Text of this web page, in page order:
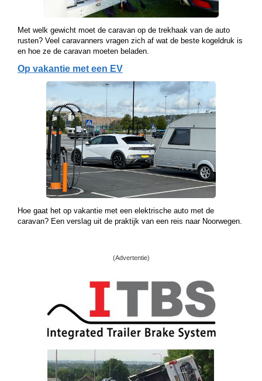
Met welk gewicht moet de caravan op de trekhaak van de auto
rusten? Veel caravanners vragen zich af wat de beste kogeldruk is
en hoe ze de caravan moeten beladen.
Op vakantie met een EV
Hoe gaat het op vakantie met een elektrische auto met de
caravan? Een verslag uit de praktijk van een reis naar Noorwegen.
(Advertentie)